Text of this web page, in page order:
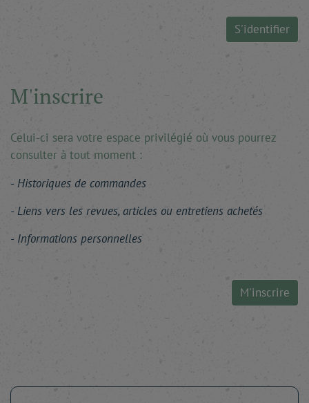
S'identifier
M'inscrire
Celui-ci sera votre espace privilégié où vous pourrez
consulter à tout moment :
Historiques de commandes
Liens vers les revues, articles ou entretiens achetés
Informations personnelles
M'inscrire